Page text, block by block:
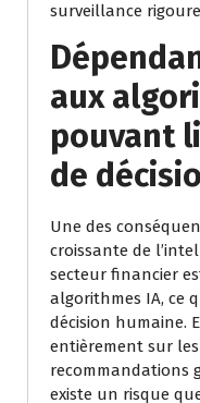
surveillance
aux
pouvant
de
Une des
croissante de
secteur financier
algorithmes IA, ce
décision humaine.
entièrement sur
recommandations
existe un risque